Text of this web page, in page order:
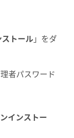
トール」をダ
者パスワード
インストー